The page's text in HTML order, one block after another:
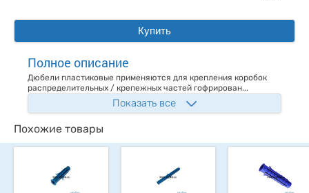
Купить
Полное описание
Дюбели пластиковые применяются для крепления коробок
распределительных / крепежных частей гофрирован...
Показать все
Похожие товары